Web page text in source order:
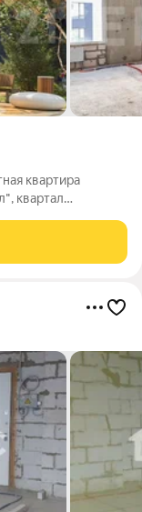
квартира
квартал
окном, 2
О